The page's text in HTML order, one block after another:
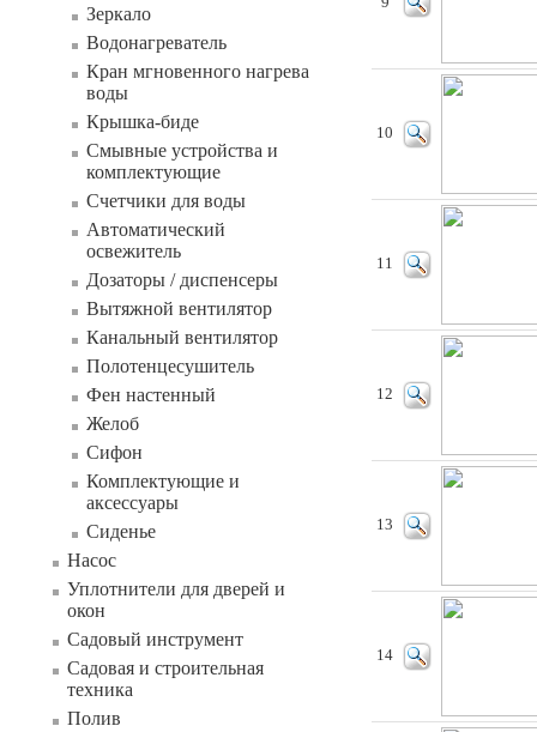
Зеркало
Водонагреватель
Кран мгновенного нагрева
воды
Крышка-биде
Смывные устройства и
комплектующие
Счетчики для воды
Автоматический
освежитель
Дозаторы / диспенсеры
Вытяжной вентилятор
Канальный вентилятор
Полотенцесушитель
Фен настенный
Желоб
Сифон
Комплектующие и
аксессуары
Сиденье
Насос
Уплотнители для дверей и
окон
Садовый инструмент
Садовая и строительная
техника
Полив
10
11
12
13
14